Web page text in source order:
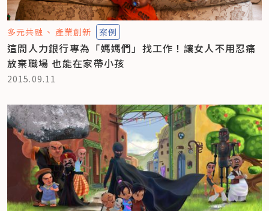
多元共融 產業創新 案例
這間人力銀行專為「媽媽們」找工作！讓女人不用忍痛
放棄職場 也能在家帶小孩
2015.09.11